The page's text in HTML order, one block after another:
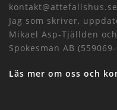
Jag som skriver,
Mikael Asp-Tjällden
Spokesman AB
Läs mer om oss och